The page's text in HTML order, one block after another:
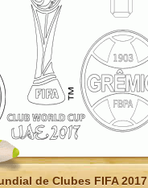
de Clubes FIFA 2017